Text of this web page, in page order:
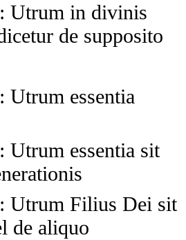
: Utrum in divinis
de supposito
: Utrum essentia
: Utrum essentia sit
: Utrum Filius Dei sit
de aliquo